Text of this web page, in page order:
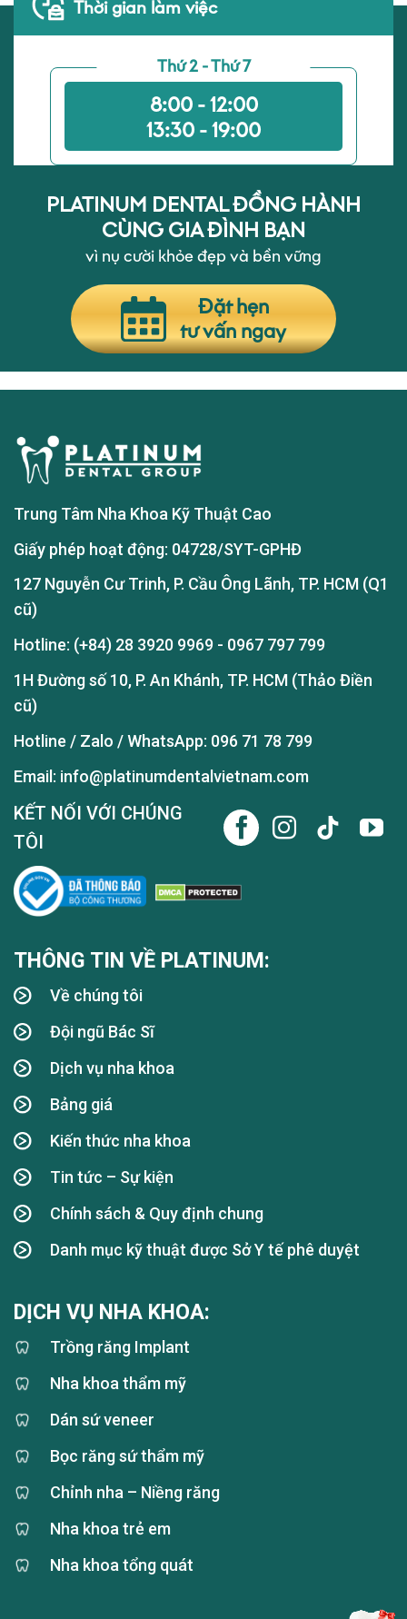
Thời gian làm việc
Thứ 2 - Thứ 7
8:00 - 12:00
13:30 - 19:00
PLATINUM DENTAL ĐỒNG HÀNH
CÙNG GIA ĐÌNH BẠN
vì nụ cười khỏe đẹp và bền vững
Đặt hẹn
tư vấn ngay
Trung Tâm Nha Khoa Kỹ Thuật Cao
Giấy phép hoạt động: 04728/SYT-GPHĐ
127 Nguyễn Cư Trinh, P. Cầu Ông Lãnh, TP. HCM (Q1
cũ)
Hotline: (+84) 28 3920 9969 - 0967 797 799
1H Đường số 10, P. An Khánh, TP. HCM (Thảo Điền
cũ)
Hotline / Zalo / WhatsApp: 096 71 78 799
Email: info@platinumdentalvietnam.com
KẾT NỐI VỚI CHÚNG
TÔI
THÔNG TIN VỀ PLATINUM:
Về chúng tôi
Đội ngũ Bác Sĩ
Dịch vụ nha khoa
Bảng giá
Kiến thức nha khoa
Tin tức – Sự kiện
Chính sách & Quy định chung
Danh mục kỹ thuật được Sở Y tế phê duyệt
DỊCH VỤ NHA KHOA:
Trồng răng Implant
Nha khoa thẩm mỹ
Dán sứ veneer
Bọc răng sứ thẩm mỹ
Chỉnh nha – Niềng răng
Nha khoa trẻ em
Nha khoa tổng quát